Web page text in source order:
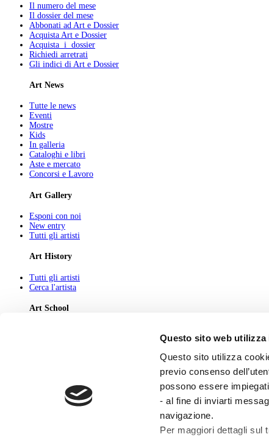
Questo sito web utilizza
Questo sito utilizza
previo consenso
possono essere
- al fine di inviarti
navigazione.
Per maggiori dettagli sul
Il numero del mese
Il dossier del mese
Abbonati ad Art e Dossier
Acquista Art e Dossier
Acquista i dossier
Richiedi arretrati
Gli indici di Art e Dossier
Art News
Tutte le news
Eventi
Mostre
Kids
In galleria
Cataloghi e libri
Aste e mercato
Concorsi e Lavoro
Art Gallery
Esponi con noi
New entry
Tutti gli artisti
Art History
Tutti gli artisti
Cerca l'artista
Art School
Newsletter